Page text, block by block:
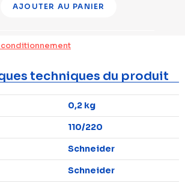
AJOUTER AU PANIER
techniques du produit
0,2 kg
110/220
Schneider
Schneider